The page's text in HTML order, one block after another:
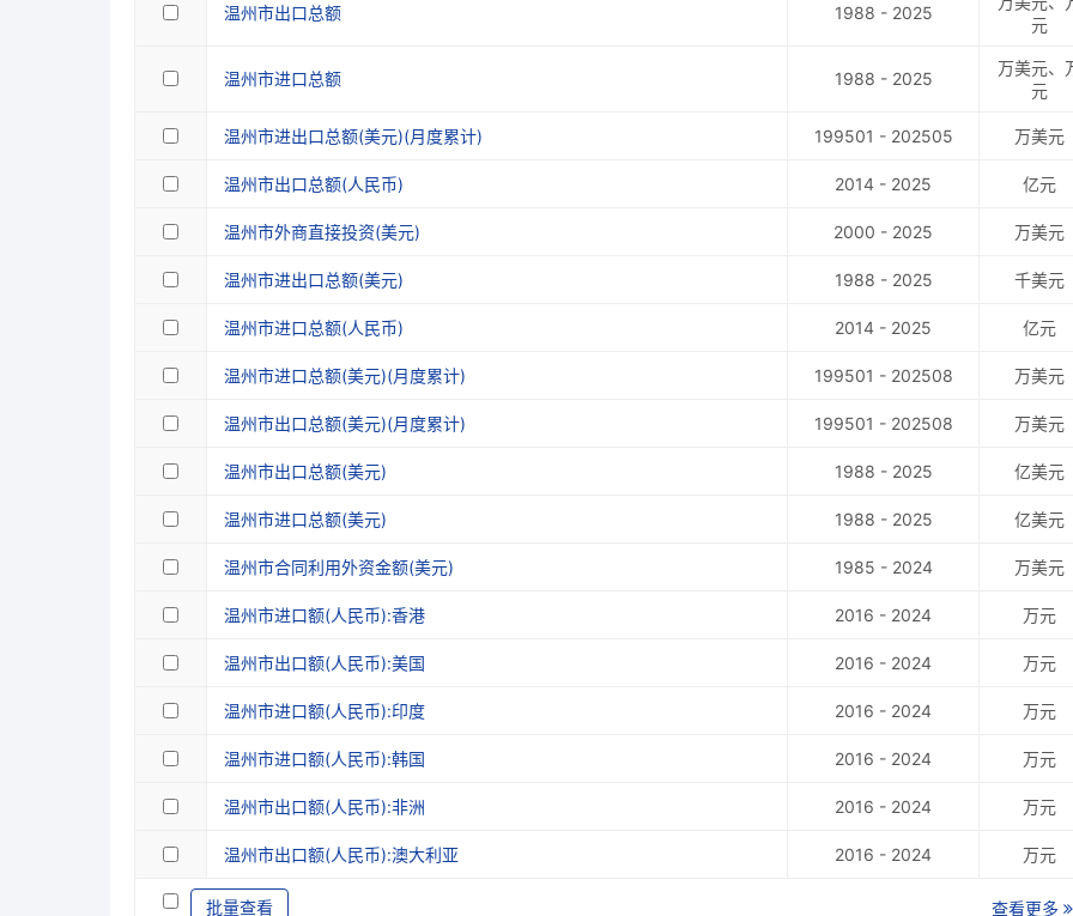
温州市出口总额 1988 - 2025
元
温州市进口总额 1988 - 2025
万美元、
元
温州市进出口总额(美元)(月度累计) 199501 - 202505 万美元
温州市出口总额(人民币) 2014 - 2025 亿元
温州市外商直接投资(美元) 2000 - 2025 万美元
温州市进出口总额(美元) 1988 - 2025 千美元
温州市进口总额(人民币) 2014 - 2025 亿元
温州市进口总额(美元)(月度累计) 199501 - 202508 万美元
温州市出口总额(美元)(月度累计) 199501 - 202508 万美元
温州市出口总额(美元) 1988 - 2025 亿美元
温州市进口总额(美元) 1988 - 2025 亿美元
温州市合同利用外资金额(美元) 1985 - 2024 万美元
温州市进口额(人民币):香港 2016 - 2024 万元
温州市出口额(人民币):美国 2016 - 2024 万元
温州市进口额(人民币):印度 2016 - 2024 万元
温州市进口额(人民币):韩国 2016 - 2024 万元
温州市出口额(人民币):非洲 2016 - 2024 万元
温州市出口额(人民币):澳大利亚 2016 - 2024 万元
批量查看 查看更多